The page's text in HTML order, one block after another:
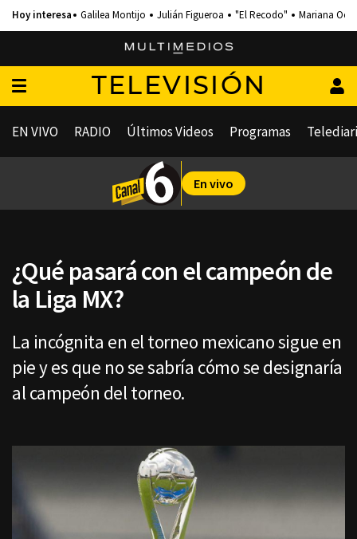
Galilea Montijo Julián Figueroa "El Recodo" Mariana
TELEVISIÓN
EN VIVO RADIO Últimos Videos Programas
En vivo
¿Qué pasará con el campeón de
la Liga MX?
La incógnita en el torneo mexicano sigue en
pie y es que no se sabría cómo se designaría
al campeón del torneo.